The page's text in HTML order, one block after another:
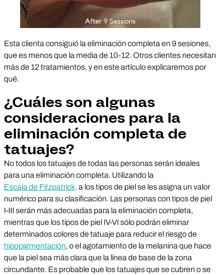
Esta clienta consiguió la eliminación completa en 9 sesiones,
que es menos que la media de 10-12. Otros clientes necesitan
más de 12 tratamientos, y en este artículo explicaremos por
qué.
¿Cuáles son algunas
consideraciones para la
eliminación completa de
tatuajes?
No todos los tatuajes de todas las personas serán ideales
para una eliminación completa. Utilizando la
Escala de Fitzpatrick, a los tipos de piel se les asigna un valor
numérico para su clasificación. Las personas con tipos de piel
I-III serán más adecuadas para la eliminación completa,
mientras que los tipos de piel IV-VI sólo podrán eliminar
determinados colores de tatuaje para reducir el riesgo de
hipopigmentación, o el agotamiento de la melanina que hace
que la piel sea más clara que la línea de base de la zona
circundante. Es probable que los tatuajes que se cubren o se